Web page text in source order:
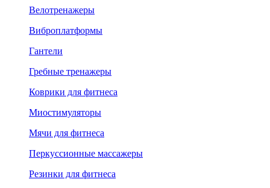
Велотренажеры
Виброплатформы
Гантели
Гребные тренажеры
Коврики для фитнеса
Миостимуляторы
Мячи для фитнеса
Перкуссионные массажеры
Резинки для фитнеса